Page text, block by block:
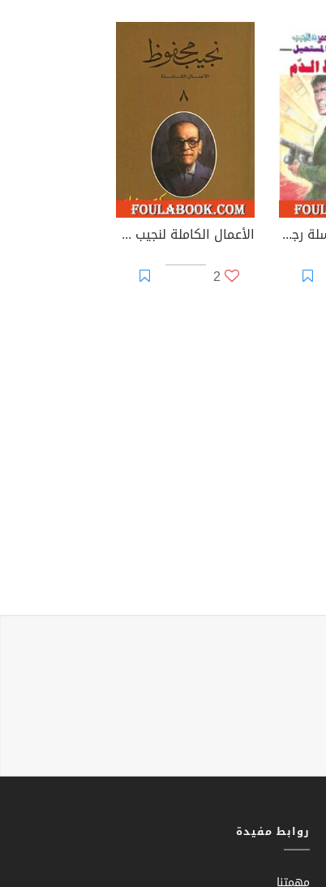
محيط الدم - سلسلة رجل المستحيل
الأعمال الكاملة لنجيب محفوظ 8
2
روابط مفيدة
مهمتنا